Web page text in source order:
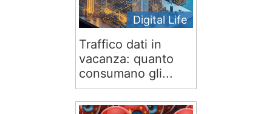
Digital Life
Traffico dati in
vacanza: quanto
consumano gli...